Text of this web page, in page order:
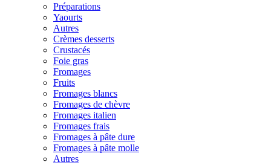
Préparations
Yaourts
Autres
Crèmes desserts
Crustacés
Foie gras
Fromages
Fruits
Fromages blancs
Fromages de chèvre
Fromages italien
Fromages frais
Fromages à pâte dure
Fromages à pâte molle
Autres